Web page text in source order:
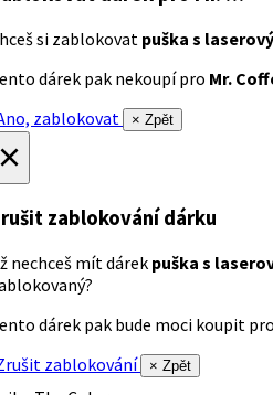
si zablokovat puška s
dárek pak nekoupí pro Mr.
zablokovat
× Zpět
zablokování dárku
nechceš mít dárek puška s
dárek pak bude moci koupit pro
zablokování
× Zpět